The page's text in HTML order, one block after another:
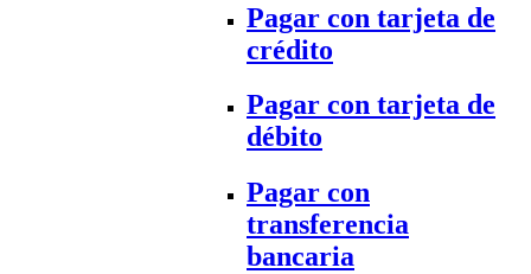
Pagar con tarjeta de
crédito
Pagar con tarjeta de
débito
Pagar con
transferencia
bancaria